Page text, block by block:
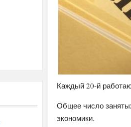
Каждый 20-й
Общее число
экономики.